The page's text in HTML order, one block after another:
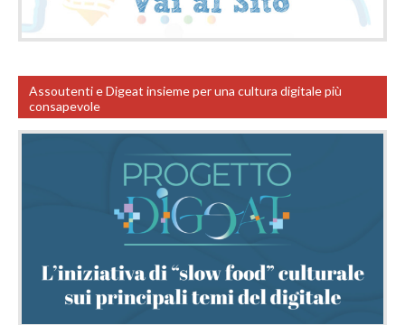
Assoutenti e Digeat insieme per una cultura digitale più
consapevole